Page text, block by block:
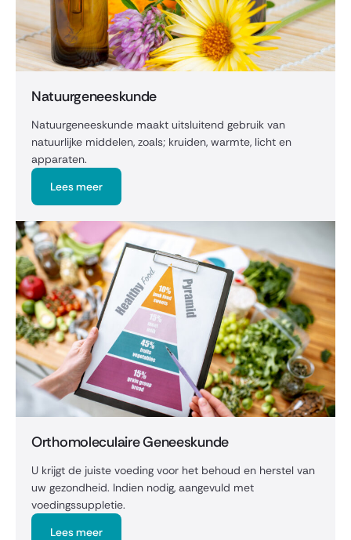
Natuurgeneeskunde
Natuurgeneeskunde maakt uitsluitend gebruik van
natuurlijke middelen, zoals; kruiden, warmte, licht en
apparaten.
Lees meer
Orthomoleculaire Geneeskunde
U krijgt de juiste voeding voor het behoud en herstel van
uw gezondheid. Indien nodig, aangevuld met
voedingssuppletie.
Lees meer